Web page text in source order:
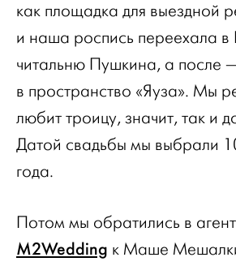
как площадка для выездной
и наша роспись переехала в
читальню Пушкина, а после
в пространство «Яуза». Мы
любит троицу, значит, так и
Датой свадьбы мы выбрали
года.
Потом мы обратились в
M2Wedding к Маше